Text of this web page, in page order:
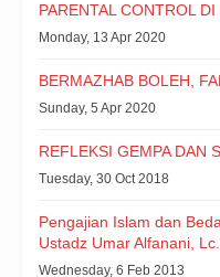
PARENTAL CONTROL
Monday, 13 Apr 2020
BERMAZHAB BOLEH,
Sunday, 5 Apr 2020
REFLEKSI GEMPA DAN
Tuesday, 30 Oct 2018
Pengajian Islam dan
Ustadz Umar Alfanani, Lc.
Wednesday, 6 Feb 2013